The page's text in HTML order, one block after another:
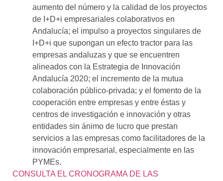
aumento del número y la calidad de los proyectos
de I+D+i empresariales colaborativos en
Andalucía; el impulso a proyectos singulares de
I+D+i que supongan un efecto tractor para las
empresas andaluzas y que se encuentren
alineados con la Estrategia de Innovación
Andalucía 2020; el incremento de la mutua
colaboración público-privada; y el fomento de la
cooperación entre empresas y entre éstas y
centros de investigación e innovación y otras
entidades sin ánimo de lucro que prestan
servicios a las empresas como facilitadores de la
innovación empresarial, especialmente en las
PYMEs.
CONSULTA EL CRONOGRAMA DE LAS